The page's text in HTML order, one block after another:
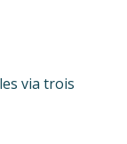
via trois